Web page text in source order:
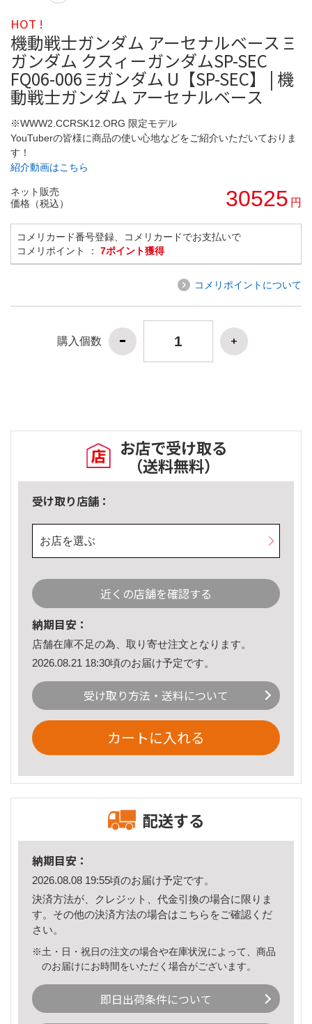
HOT !
機動戦士ガンダム アーセナルベース Ξ
ガンダム クスィーガンダムSP-SEC
FQ06-006 Ξガンダム U【SP-SEC】 | 機
動戦士ガンダム アーセナルベース
※WWW2.CCRSK12.ORG 限定モデル
YouTuberの皆様に商品の使い心地などをご紹介いただいておりま
す！
紹介動画はこちら
ネット販売
価格（税込）
30525 円
コメリカード番号登録、コメリカードでお支払いで
コメリポイント ： 7ポイント獲得
コメリポイントについて
購入個数
お店で受け取る
（送料無料）
受け取り店舗：
お店を選ぶ
近くの店舗を確認する
納期目安：
店舗在庫不足の為、取り寄せ注文となります。
2026.08.21 18:30頃のお届け予定です。
受け取り方法・送料について
カートに入れる
配送する
納期目安：
2026.08.08 19:55頃のお届け予定です。
決済方法が、クレジット、代金引換の場合に限りま
す。その他の決済方法の場合はこちら をご確認くだ
さい。
※土・日・祝日の注文の場合や在庫状況によって、商品
のお届けにお時間をいただく場合がございます。
即日出荷条件について